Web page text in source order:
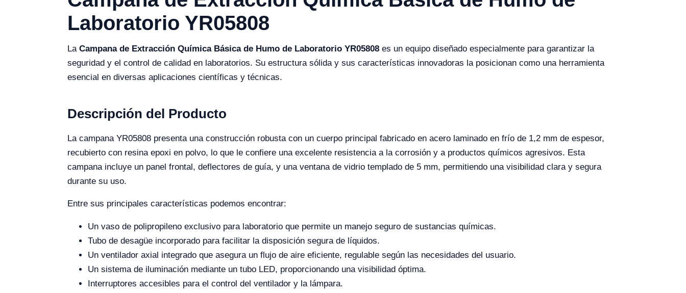
Laboratorio YR05808
La Campana de Extracción Química Básica de Humo de Laboratorio YR05808 es un equipo diseñado especialmente para garantizar la
seguridad y el control de calidad en laboratorios. Su estructura sólida y sus características innovadoras la posicionan como una herramienta
esencial en diversas aplicaciones científicas y técnicas.
Descripción del Producto
La campana YR05808 presenta una construcción robusta con un cuerpo principal fabricado en acero laminado en frío de 1,2 mm de espesor,
recubierto con resina epoxi en polvo, lo que le confiere una excelente resistencia a la corrosión y a productos químicos agresivos. Esta
campana incluye un panel frontal, deflectores de guía, y una ventana de vidrio templado de 5 mm, permitiendo una visibilidad clara y segura
durante su uso.
Entre sus principales características podemos encontrar:
Un vaso de polipropileno exclusivo para laboratorio que permite un manejo seguro de sustancias químicas.
Tubo de desagüe incorporado para facilitar la disposición segura de líquidos.
Un ventilador axial integrado que asegura un flujo de aire eficiente, regulable según las necesidades del usuario.
Un sistema de iluminación mediante un tubo LED, proporcionando una visibilidad óptima.
Interruptores accesibles para el control del ventilador y la lámpara.